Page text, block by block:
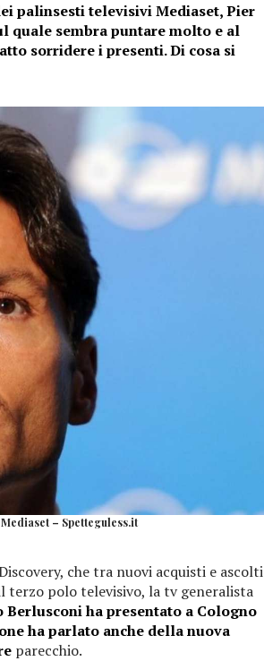
palinsesti televisivi Mediaset, Pier
quale sembra puntare molto e al
sorridere i presenti. Di cosa si
– Spetteguless.it
che tra nuovi acquisti e ascolti
polo televisivo, la tv generalista
Berlusconi ha presentato a Cologno
ha parlato anche della nuova
parecchio.